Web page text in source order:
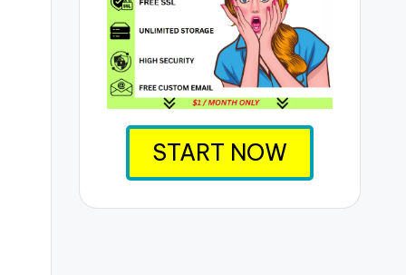
START NOW